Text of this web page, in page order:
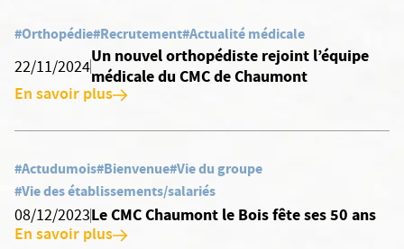
#Orthopédie#Recrutement#Actualité médicale
22/11/2024
Un nouvel orthopédiste rejoint l’équipe
médicale du CMC de Chaumont
En savoir plus
#Actudumois#Bienvenue#Vie du groupe
#Vie des établissements/salariés
08/12/2023Le CMC Chaumont le Bois fête ses 50 ans
En savoir plus